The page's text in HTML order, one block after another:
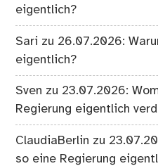
eigentlich?
Sari zu 26.07.2026:
eigentlich?
Sven zu 23.07.2026:
Regierung eigentlich
ClaudiaBerlin zu
so eine Regierung